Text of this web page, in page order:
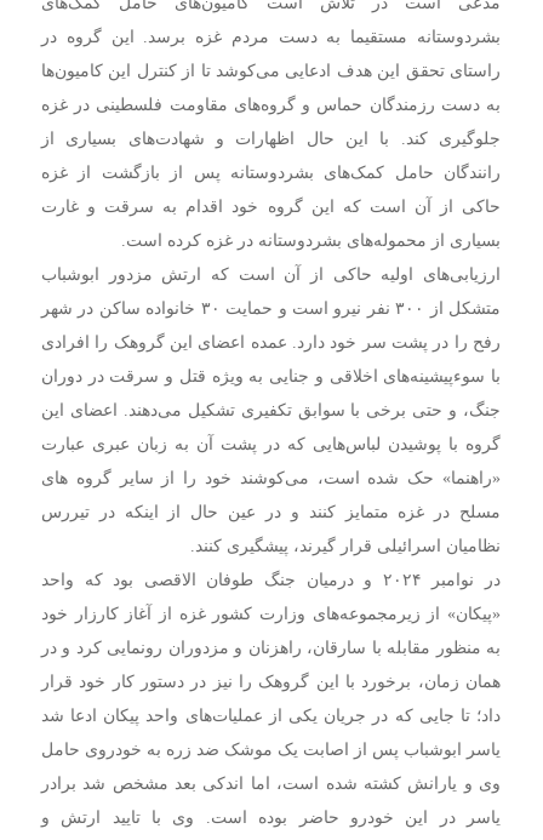
بشردوستانه مستقیما به دست مردم غزه برسد. این گروه در
راستای تحقق این هدف ادعایی می‌کوشد تا از کنترل این کامیون‌ها
به دست رزمندگان حماس و گروه‌های مقاومت فلسطینی در غزه
جلوگیری کند. با این حال اظهارات و شهادت‌های بسیاری از
رانندگان حامل کمک‌های بشردوستانه پس از بازگشت از غزه
حاکی از آن است که این گروه خود اقدام به سرقت و غارت
بسیاری از محموله‌های بشردوستانه در غزه کرده است.
ارزیابی‌های اولیه حاکی از آن است که ارتش مزدور ابوشباب
متشکل از ۳۰۰ نفر نیرو است و حمایت ۳۰ خانواده ساکن در شهر
رفح را در پشت سر خود دارد. عمده اعضای این گروهک را افرادی
با سوءپیشینه‌های اخلاقی و جنایی به ویژه قتل و سرقت در دوران
جنگ، و حتی برخی با سوابق تکفیری تشکیل می‌دهند. اعضای این
گروه با پوشیدن لباس‌هایی که در پشت آن به زبان عبری عبارت
«راهنما» حک شده است، می‌کوشند خود را از سایر گروه های
مسلح در غزه متمایز کنند و در عین حال از اینکه در تیررس
نظامیان اسرائیلی قرار گیرند، پیشگیری کنند.
در نوامبر ۲۰۲۴ و درمیان جنگ طوفان الاقصی بود که واحد
«پیکان» از زیرمجموعه‌های وزارت کشور غزه از آغاز کارزار خود
به منظور مقابله با سارقان، راهزنان و مزدوران رونمایی کرد و در
همان زمان، برخورد با این گروهک را نیز در دستور کار خود قرار
داد؛ تا جایی که در جریان یکی از عملیات‌های واحد پیکان ادعا شد
یاسر ابوشباب پس از اصابت یک موشک ضد زره به خودروی حامل
وی و یارانش کشته شده است، اما اندکی بعد مشخص شد برادر
یاسر در این خودرو حاضر بوده است. وی با تایید ارتش و